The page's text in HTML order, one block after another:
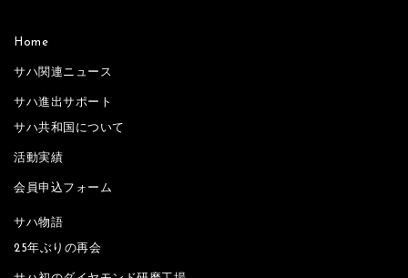
Home
サハ関連ニュース
サハ進出サポート
サハ共和国について
活動実績
会員申込フォーム
サハ物語
25年ぶりの再会